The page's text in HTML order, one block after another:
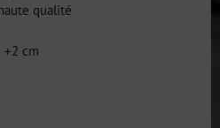
qualité
+2 cm